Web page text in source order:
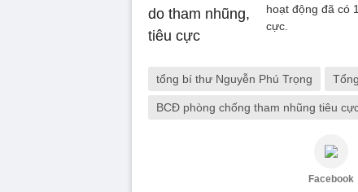
hoạt động đã có
cực.
tổng bí thư Nguyễn Phú Trọng
BCĐ phòng chống tham nhũng tiêu
Facebook